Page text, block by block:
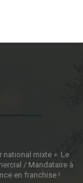
national mixte ». Le
/ Mandataire à
en franchise !